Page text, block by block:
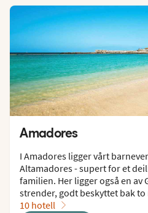
Amadores
I Amadores ligger vårt
Altamadores - supert for et
familien. Her ligger også en av
strender, godt beskyttet bak to
10 hotell